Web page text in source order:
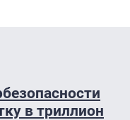
в триллион